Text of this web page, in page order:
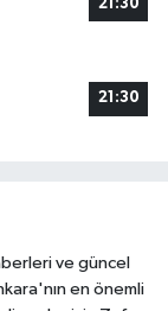
21:30
21:30
ve güncel
en önemli